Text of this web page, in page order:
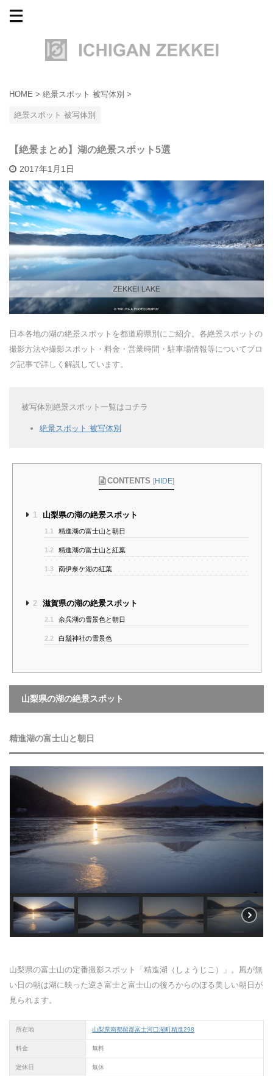
HOME > 絶景スポット 被写体別 >
絶景スポット 被写体別
【絶景まとめ】湖の絶景スポット5選
2017年1月1日
日本各地の湖の絶景スポットを都道府県別にご紹介。各絶景スポットの
撮影方法や撮影スポット・料金・営業時間・駐車場情報等についてブロ
グ記事で詳しく解説しています。
被写体別絶景スポット一覧はコチラ
絶景スポット 被写体別
CONTENTS [HIDE]
1 山梨県の湖の絶景スポット
1.1 精進湖の富士山と朝日
1.2 精進湖の富士山と紅葉
1.3 南伊奈ケ湖の紅葉
2 滋賀県の湖の絶景スポット
2.1 余呉湖の雪景色と朝日
2.2 白鬚神社の雪景色
山梨県の湖の絶景スポット
精進湖の富士山と朝日
山梨県の富士山の定番撮影スポット「精進湖（しょうじこ）」。風が無
い日の朝は湖に映った逆さ富士と富士山の後ろからのぼる美しい朝日が
見られます。
所在地 山梨県南都留郡富士河口湖町精進298
料金 無料
定休日 無休